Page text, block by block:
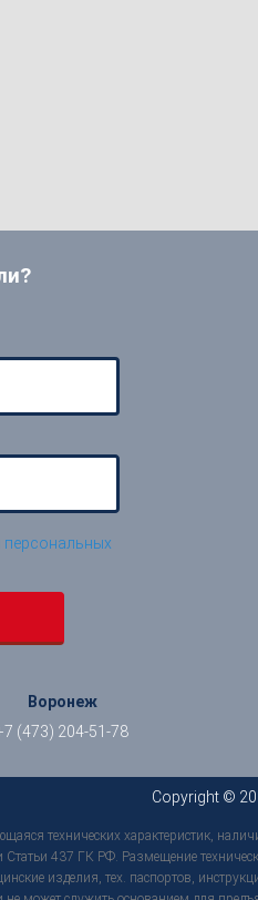
персональных
Воронеж
(473) 204-51-78
Copyright ©
технических характеристик,
437 ГК РФ. Размещение
изделия, тех. паспортов,